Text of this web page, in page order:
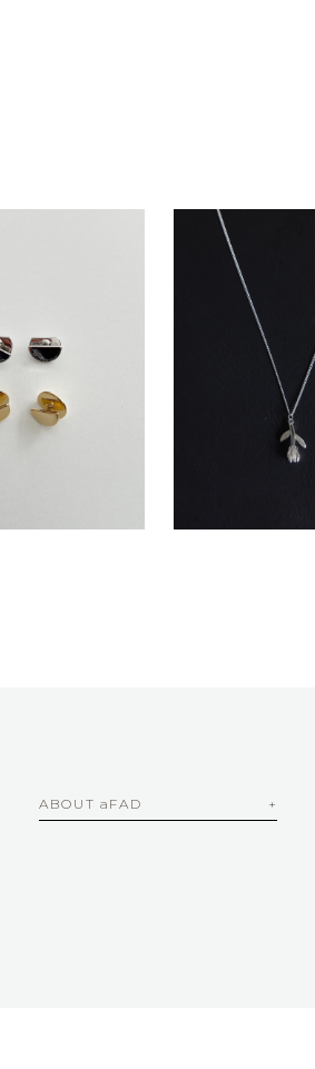
ABOUT aFAD